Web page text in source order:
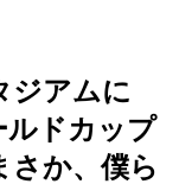
ジアムに
ルドカップ
さか、僕ら